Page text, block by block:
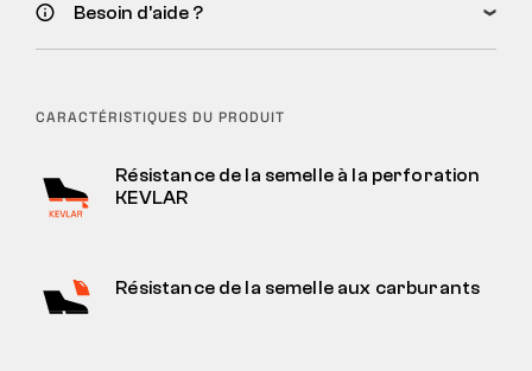
Besoin d’aide ?
CARACTÉRISTIQUES DU PRODUIT
Résistance de la semelle à la perforation
KEVLAR
Résistance de la semelle aux carburants